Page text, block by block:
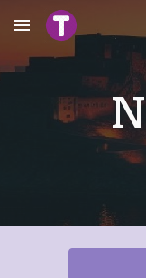
Skip to main content